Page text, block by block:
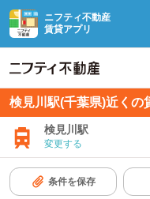
ニフティ不動産
賃貸アプリ
検見川駅(千葉県)近くの
検見川駅
変更する
条件を保存